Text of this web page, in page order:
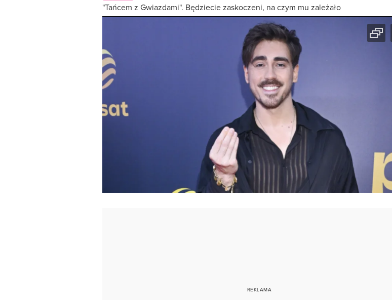
"Tańcem z Gwiazdami". Będziecie zaskoczeni, na czym mu zależało